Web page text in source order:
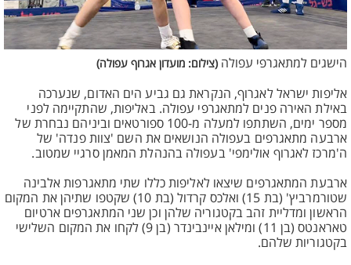
הישגים למתאגרפי עפולה (צילום: מועדון אגרוף עפולה)
אליפות ישראל לאגרוף, הנקראת גם גביע הים האדום, שנערכה
באילת האירה פנים למתאגרפי עפולה. באליפות, שהתקיימה לפני
מספר ימים, השתתפו למעלה מ-100 ספורטאים וביניהם נבחרת של
ארבעה מתאגרפים בעפולה הנושאים את השם 'צוות פנדה' של
ה'מרכז לאגרוף אולימפי' בעפולה בהנהלת המאמן סרגיי שמטוב.
ארבעת המתאגרפים שיצאו לאליפות כללו שתי מתאגרפות אלבינה
שטורמרביץ' (בת 15) ואלכס קרדול (בת 10) שקטפו שתיהן את המקום
הראשון ומדליית זהב בקטגוריה שלהן וכן שני המתאגרפים ארטיום
טאראנטס (בן 11) ומילאן איינבינדר (בן 9) לקחו את המקום השלישי
בקטגוריות שלהם.